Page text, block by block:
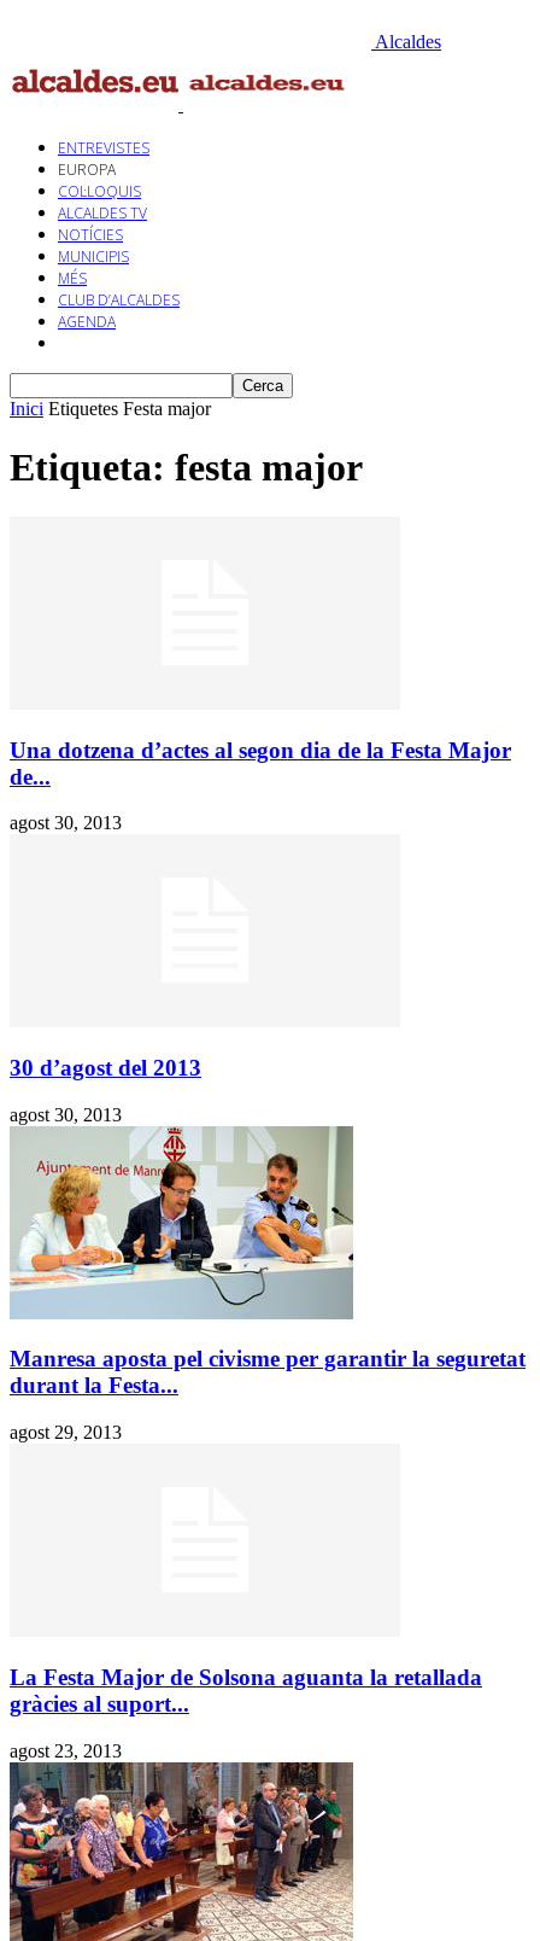
Alcaldes
ENTREVISTES
EUROPA
COL·LOQUIS
ALCALDES TV
NOTÍCIES
MUNICIPIS
MÉS
CLUB D’ALCALDES
AGENDA
Inici Etiquetes Festa major
Etiqueta: festa major
Una dotzena d’actes al segon dia de la Festa Major
de...
agost 30, 2013
30 d’agost del 2013
agost 30, 2013
Manresa aposta pel civisme per garantir la seguretat
durant la Festa...
agost 29, 2013
La Festa Major de Solsona aguanta la retallada
gràcies al suport...
agost 23, 2013